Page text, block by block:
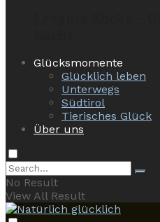
Glücksmomente
Glücklich leben
Unterwegs
Südtirol
Tierisches Glück
Über uns
No Result
View All Result